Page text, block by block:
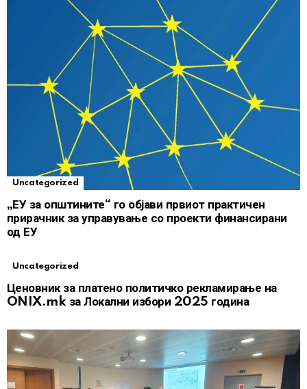
Uncategorized
„ЕУ за општините“ го објави првиот практичен
прирачник за управување со проекти финансирани
од ЕУ
Uncategorized
Ценовник за платено политичко рекламирање на
ONIX.mk за Локални избори 2025 година